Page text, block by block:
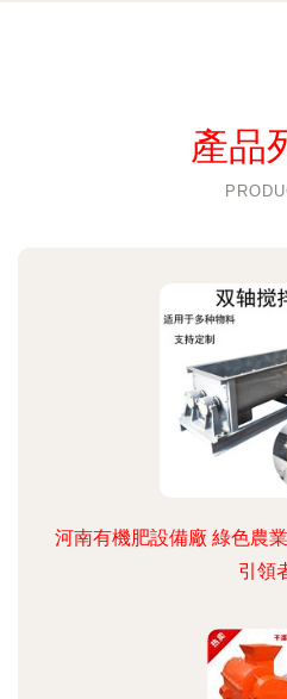
產品
河南有機肥設備廠 綠色農
引領